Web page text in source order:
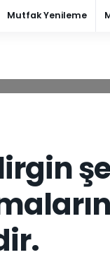
Mutfak Yenileme